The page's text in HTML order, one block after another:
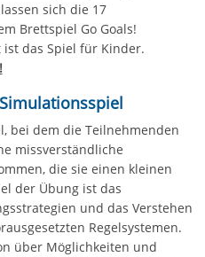
sich die 17
Brettspiel Go Goals!
das Spiel für Kinder.
bei dem die Teilnehmenden
missverständliche
die sie einen kleinen
der Übung ist das
und das Verstehen
Regelsystemen.
über Möglichkeiten und